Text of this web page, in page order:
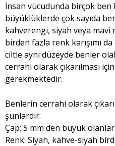
İnsan vücudunda birçok
büyüklüklerde çok sayıda
kahverengi, siyah veya
birden fazla renk karışımı
ciltle aynı düzeyde benler
cerrahi olarak çıkarılması
gerekmektedir.
Benlerin cerrahi olarak
şunlardır:
Çap: 5 mm den büyük olanlar
Renk: Siyah, kahve-siyah